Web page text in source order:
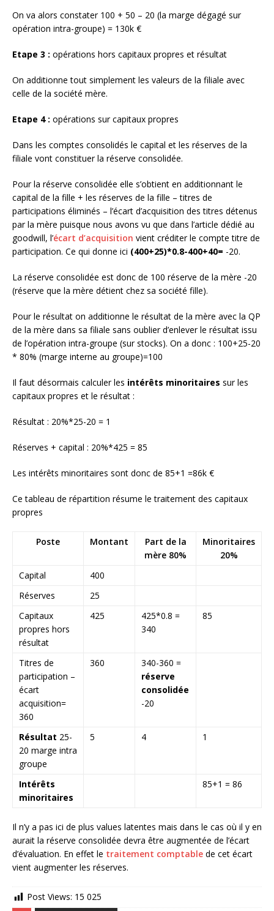
On va alors constater 100 + 50 – 20 (la marge dégagé sur
opération intra-groupe) = 130k €
Etape 3 : opérations hors capitaux propres et résultat
On additionne tout simplement les valeurs de la filiale avec
celle de la société mère.
Etape 4 : opérations sur capitaux propres
Dans les comptes consolidés le capital et les réserves de la
filiale vont constituer la réserve consolidée.
Pour la réserve consolidée elle s’obtient en additionnant le
capital de la fille + les réserves de la fille – titres de
participations éliminés – l’écart d’acquisition des titres détenus
par la mère puisque nous avons vu que dans l’article dédié au
goodwill, l’écart d’acquisition vient créditer le compte titre de
participation. Ce qui donne ici (400+25)*0.8-400+40= -20.
La réserve consolidée est donc de 100 réserve de la mère -20
(réserve que la mère détient chez sa société fille).
Pour le résultat on additionne le résultat de la mère avec la QP
de la mère dans sa filiale sans oublier d’enlever le résultat issu
de l’opération intra-groupe (sur stocks). On a donc : 100+25-20
* 80% (marge interne au groupe)=100
Il faut désormais calculer les intérêts minoritaires sur les
capitaux propres et le résultat :
Résultat : 20%*25-20 = 1
Réserves + capital : 20%*425 = 85
Les intérêts minoritaires sont donc de 85+1 =86k €
Ce tableau de répartition résume le traitement des capitaux
propres
Poste Montant
Part de la
mère 80%
Minoritaires
20%
Capital
400
Réserves
25
Capitaux
propres hors
résultat
425
425*0.8 =
340
85
Titres de
participation –
écart
acquisition=
360
360
340-360 =
réserve
consolidée
-20
Résultat 25-
20 marge intra
groupe
5 4 1
Intérêts
minoritaires
85+1 = 86
Il n’y a pas ici de plus values latentes mais dans le cas où il y en
aurait la réserve consolidée devra être augmentée de l’écart
d’évaluation. En effet le traitement comptable de cet écart
vient augmenter les réserves.
Post Views: 15 025